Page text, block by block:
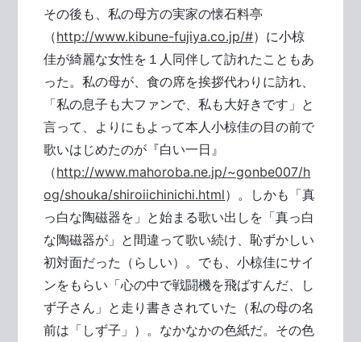
その後も、私の母方の実家の懐石料亭
（http://www.kibune-fujiya.co.jp/#）に小椋
佳が綺麗な女性を１人同伴して訪れたこともあ
った。私の母が、食の席を挨拶代わりに訪れ、
「私の息子も大ファンで、私も大好きです」と
言って、よりにもよって本人小椋佳の目の前で
歌いはじめたのが『白い一日』
（http://www.mahoroba.ne.jp/~gonbe007/h
og/shouka/shiroiichinichi.html）。しかも「真
っ白な陶磁器を」と始まる歌い出しを「真っ白
な陶磁器が」と間違って歌い続け、恥ずかしい
初対面だった（らしい）。でも、小椋佳にサイ
ンをもらい「心の中で戦闘機を飛ばすんだ、し
ず子さん」と走り書きされていた（私の母の名
前は「しず子」）。なかなかの色紙だ。その色